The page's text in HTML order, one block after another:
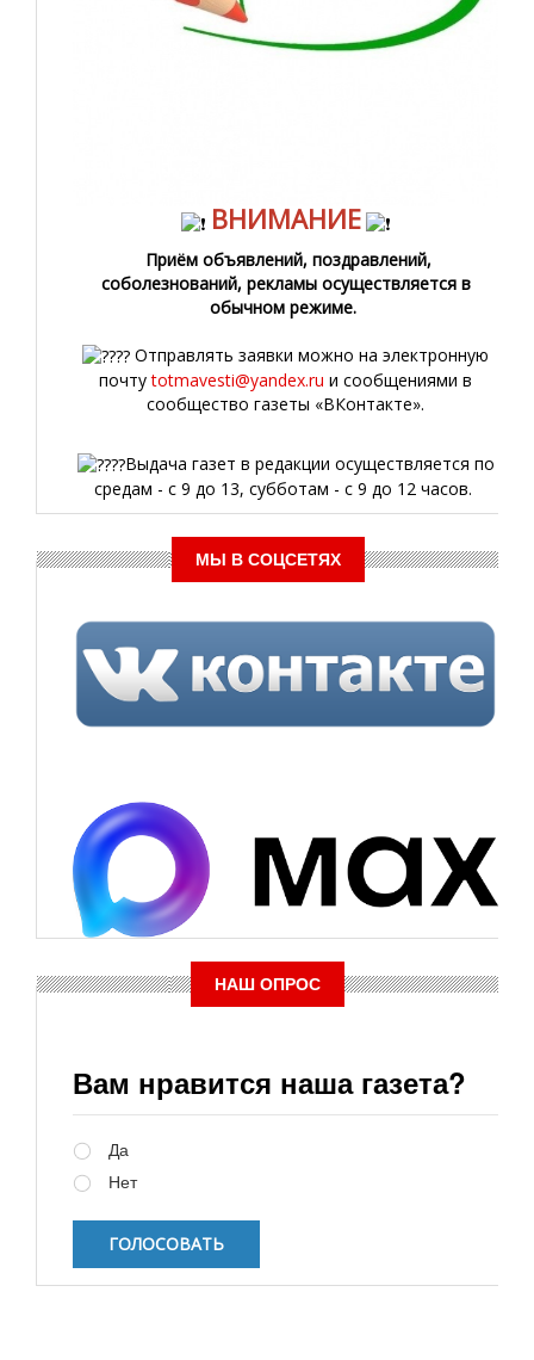
ВНИМАНИЕ
Приём объявлений, поздравлений,
соболезнований, рекламы осуществляется в
обычном режиме.
Отправлять заявки можно на электронную
почтуtotmavesti@yandex.ru и сообщениями в
сообщество газеты «ВКонтакте».
Выдача газет в редакции осуществляется по
средам - с 9 до 13, субботам - с 9 до 12 часов.
МЫ В СОЦСЕТЯХ
НАШ ОПРОС
Вам нравится наша газета?
Да
Нет